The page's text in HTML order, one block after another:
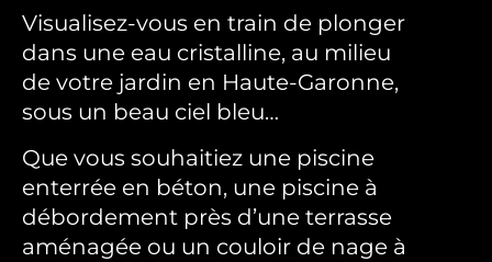
Visualisez-vous en train de plonger
dans une eau cristalline, au milieu
de votre jardin en Haute-Garonne,
sous un beau ciel bleu…
Que vous souhaitiez une piscine
enterrée en béton, une piscine à
débordement près d’une terrasse
aménagée ou un couloir de nage à